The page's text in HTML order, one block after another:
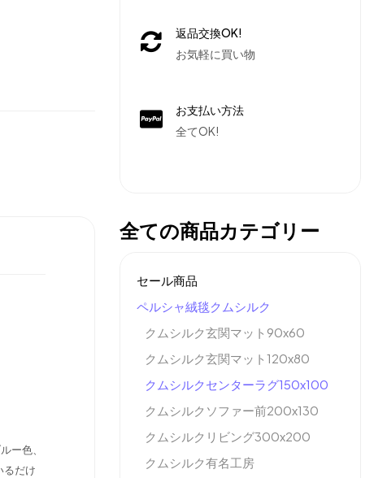
ー色、
るだけ
返品交換OK!
お気軽に買い物
お支払い方法
全てOK!
全ての商品カテゴリー
セール商品
ペルシャ絨毯クムシルク
クムシルク玄関マット90x60
クムシルク玄関マット120x80
クムシルクセンターラグ150x100
クムシルクソファー前200x130
クムシルクリビング300x200
クムシルク有名工房